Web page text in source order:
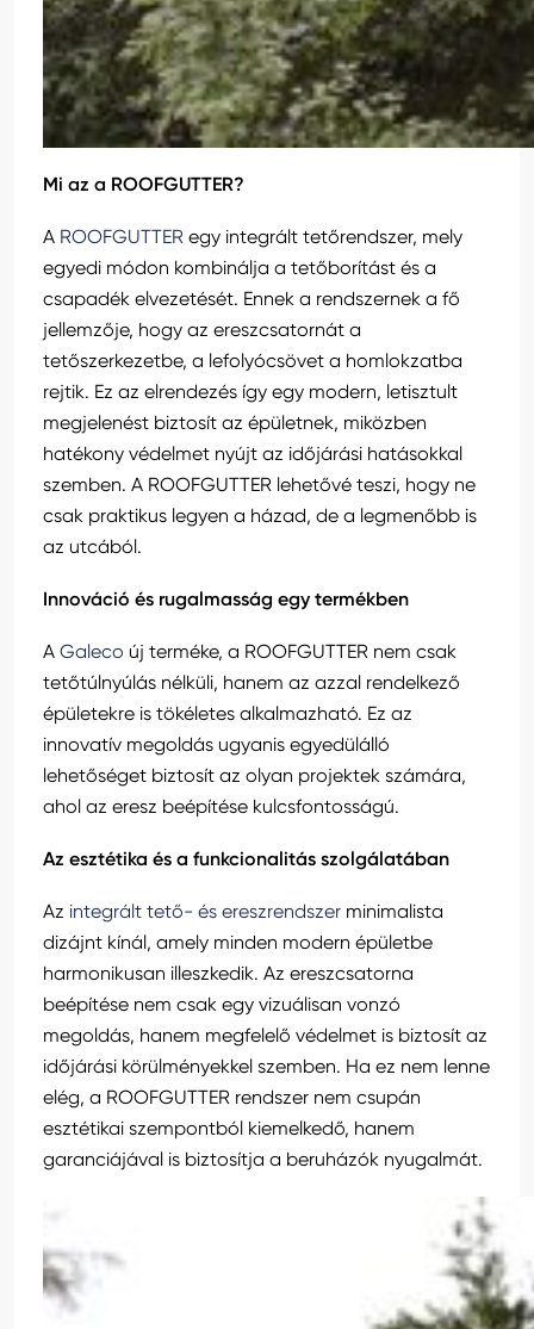
Mi az a ROOFGUTTER?
A ROOFGUTTER egy integrált tetőrendszer, mely
egyedi módon kombinálja a tetőborítást és a
csapadék elvezetését. Ennek a rendszernek a fő
jellemzője, hogy az ereszcsatornát a
tetőszerkezetbe, a lefolyócsövet a homlokzatba
rejtik. Ez az elrendezés így egy modern, letisztult
megjelenést biztosít az épületnek, miközben
hatékony védelmet nyújt az időjárási hatásokkal
szemben. A ROOFGUTTER lehetővé teszi, hogy ne
csak praktikus legyen a házad, de a legmenőbb is
az utcából.
Innováció és rugalmasság egy termékben
A Galeco új terméke, a ROOFGUTTER nem csak
tetőtúlnyúlás nélküli, hanem az azzal rendelkező
épületekre is tökéletes alkalmazható. Ez az
innovatív megoldás ugyanis egyedülálló
lehetőséget biztosít az olyan projektek számára,
ahol az eresz beépítése kulcsfontosságú.
Az esztétika és a funkcionalitás szolgálatában
Az integrált tető- és ereszrendszer minimalista
dizájnt kínál, amely minden modern épületbe
harmonikusan illeszkedik. Az ereszcsatorna
beépítése nem csak egy vizuálisan vonzó
megoldás, hanem megfelelő védelmet is biztosít az
időjárási körülményekkel szemben. Ha ez nem lenne
elég, a ROOFGUTTER rendszer nem csupán
esztétikai szempontból kiemelkedő, hanem
garanciájával is biztosítja a beruházók nyugalmát.